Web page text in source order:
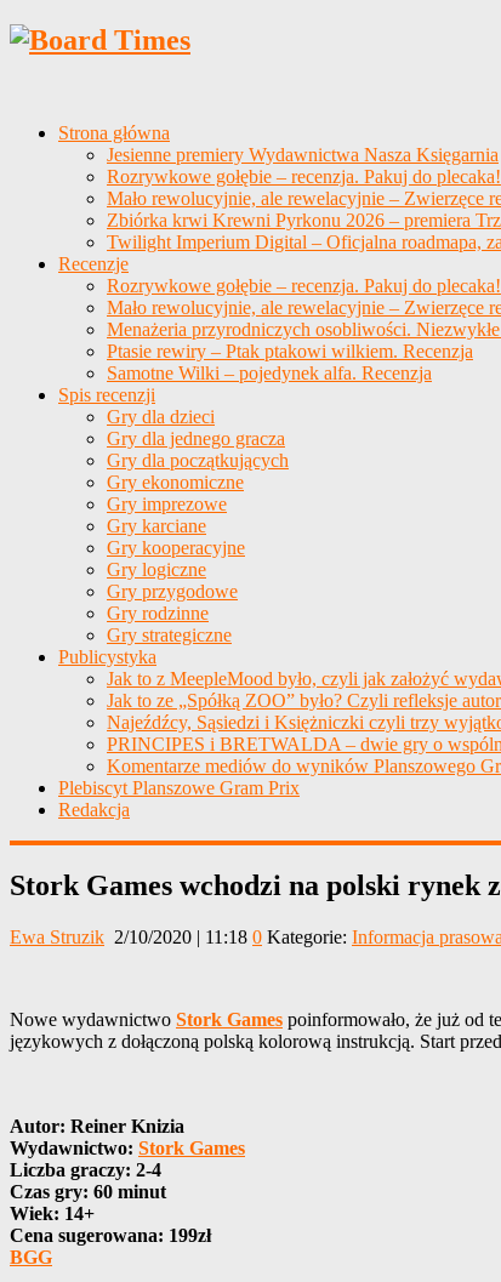
Strona główna
Jesienne premiery Wydawnictwa Nasza Księgarnia
Rozrywkowe gołębie – recenzja. Pakuj do plecaka!
Mało rewolucyjnie, ale rewelacyjnie – Zwierzęce
Zbiórka krwi Krewni Pyrkonu 2026 – premiera
Twilight Imperium Digital – Oficjalna roadmapa,
Recenzje
Rozrywkowe gołębie – recenzja. Pakuj do plecaka!
Mało rewolucyjnie, ale rewelacyjnie – Zwierzęce
Menażeria przyrodniczych osobliwości.
Ptasie rewiry – Ptak ptakowi wilkiem. Recenzja
Samotne Wilki – pojedynek alfa. Recenzja
Spis recenzji
Gry dla dzieci
Gry dla jednego gracza
Gry dla początkujących
Gry ekonomiczne
Gry imprezowe
Gry karciane
Gry kooperacyjne
Gry logiczne
Gry przygodowe
Gry rodzinne
Gry strategiczne
Publicystyka
Jak to z MeepleMood było, czyli jak założyć
Jak to ze „Spółką ZOO” było? Czyli refleksje
Najeźdźcy, Sąsiedzi i Księżniczki czyli trzy
PRINCIPES i BRETWALDA – dwie gry o
Komentarze mediów do wyników Planszowego
Plebiscyt Planszowe Gram Prix
Redakcja
Stork Games wchodzi na polski rynek
Ewa Struzik 2/10/2020 | 11:18 0 Kategorie: Informacja prasowa
Nowe wydawnictwo Stork Games poinformowało, że już od
językowych z dołączoną polską kolorową instrukcją. Start
Autor: Reiner Knizia
Wydawnictwo: Stork Games
Liczba graczy: 2-4
Czas gry: 60 minut
Wiek: 14+
Cena sugerowana: 199zł
BGG